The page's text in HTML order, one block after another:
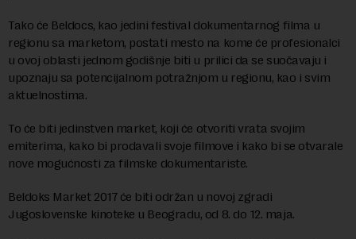
Tako će Beldocs, kao jedini festival dokumentarnog filma u
regionu sa marketom, postati mesto na kome će profesionalci
u ovoj oblasti jednom godišnje biti u prilici da se suočavaju i
upoznaju sa potencijalnom potražnjom u regionu, kao i svim
aktuelnostima.
To će biti jedinstven market, koji će otvoriti vrata svojim
emiterima, kako bi prodavali svoje filmove i kako bi se otvarale
nove mogućnosti za filmske dokumentariste.
Beldoks Market 2017 će biti održan u novoj zgradi
Jugoslovenske kinoteke u Beogradu, od 8. do 12. maja.